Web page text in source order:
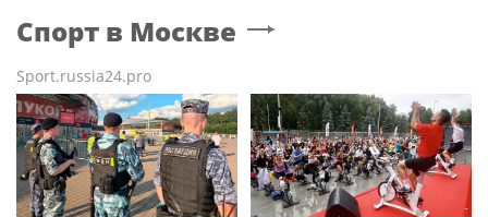
Спорт в Москве
Sport.russia24.pro